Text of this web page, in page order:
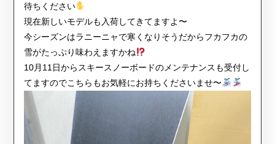
待ちください
現在新しいモデルも入荷してきてますよ〜
今シーズンはラニーニャで寒くなりそうだからフカフカの
雪がたっぷり味わえますかね
10月11日からスキースノーボードのメンテナンスも受付し
てますのでこちらもお気軽にお持ちくださいませ〜